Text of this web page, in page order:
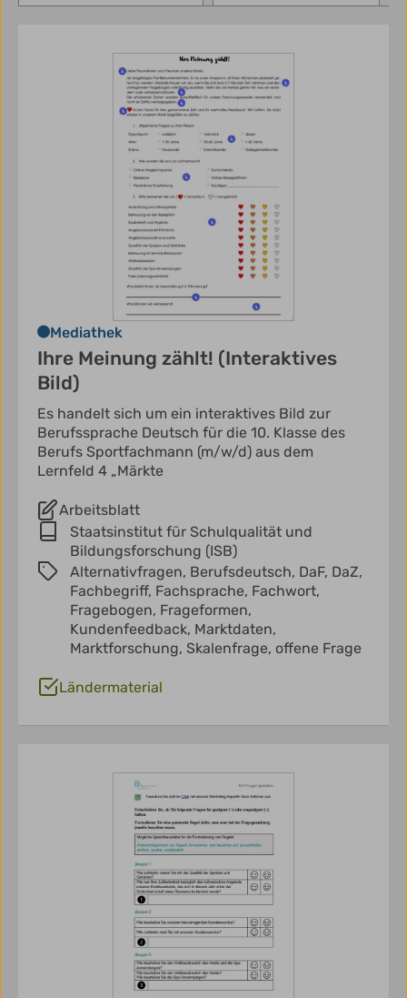
Mediathek
Ihre Meinung zählt! (Interaktives
Bild)
Es handelt sich um ein interaktives Bild zur
Berufssprache Deutsch für die 10. Klasse des
Berufs Sportfachmann (m/w/d) aus dem
Lernfeld 4 „Märkte
Arbeitsblatt
Staatsinstitut für Schulqualität und
Bildungsforschung (ISB)
Alternativfragen, Berufsdeutsch, DaF, DaZ,
Fachbegriff, Fachsprache, Fachwort,
Fragebogen, Frageformen,
Kundenfeedback, Marktdaten,
Marktforschung, Skalenfrage, offene Frage
Ländermaterial